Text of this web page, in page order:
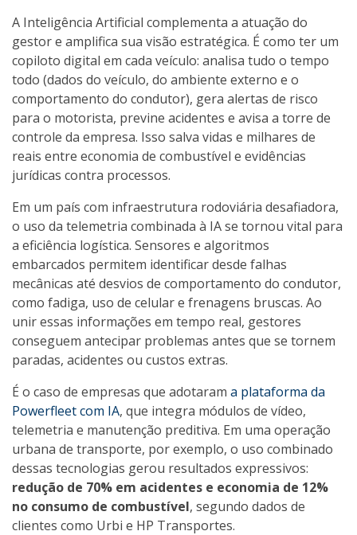
A Inteligência Artificial complementa a atuação do
gestor e amplifica sua visão estratégica. É como ter um
copiloto digital em cada veículo: analisa tudo o tempo
todo (dados do veículo, do ambiente externo e o
comportamento do condutor), gera alertas de risco
para o motorista, previne acidentes e avisa a torre de
controle da empresa. Isso salva vidas e milhares de
reais entre economia de combustível e evidências
jurídicas contra processos.
Em um país com infraestrutura rodoviária desafiadora,
o uso da telemetria combinada à IA se tornou vital para
a eficiência logística. Sensores e algoritmos
embarcados permitem identificar desde falhas
mecânicas até desvios de comportamento do condutor,
como fadiga, uso de celular e frenagens bruscas. Ao
unir essas informações em tempo real, gestores
conseguem antecipar problemas antes que se tornem
paradas, acidentes ou custos extras.
É o caso de empresas que adotaram a plataforma da
Powerfleet com IA, que integra módulos de vídeo,
telemetria e manutenção preditiva. Em uma operação
urbana de transporte, por exemplo, o uso combinado
dessas tecnologias gerou resultados expressivos:
redução de 70% em acidentes e economia de 12%
no consumo de combustível, segundo dados de
clientes como Urbi e HP Transportes.